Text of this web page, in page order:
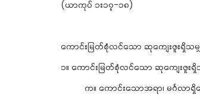
(ယာကုပ် ၁း၁၇-၁၈)
ကောင်းမြတ်စုံလင်သော ဆုကျေးဇူးရှိ
၁။ ကောင်းမြတ်စုံလင်သော ဆုကျေးဇူး
က။ ကောင်းသောအရာ၊ မင်္ဂလာရှိ